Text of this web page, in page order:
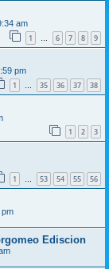
am
1 … 6 7 8 9
pm
1 … 35 36 37 38
1 2 3
1 … 53 54 55 56
pm
Ediscion